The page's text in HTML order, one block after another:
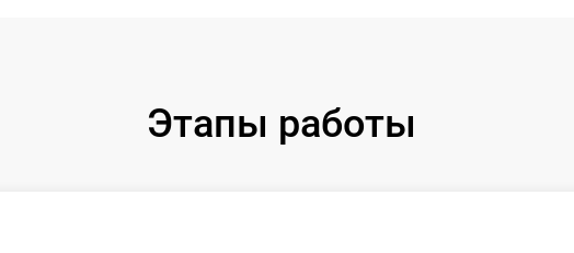
Этапы работы